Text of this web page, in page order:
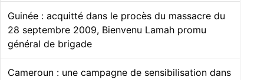
Guinée : acquitté dans le procès du massacre du
28 septembre 2009, Bienvenu Lamah promu
général de brigade
Cameroun : une campagne de sensibilisation dans